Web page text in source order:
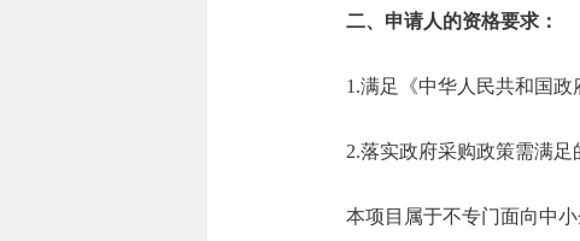
二、申请人的资格要求：
1.满足《中华人民共和国政
2.落实政府采购政策需满足
本项目属于不专门面向中小